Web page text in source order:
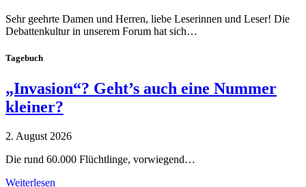
Sehr geehrte Damen und Herren, liebe Leserinnen und Leser! Die
Debattenkultur in unserem Forum hat sich…
Tagebuch
„Invasion“? Geht’s auch eine Nummer
kleiner?
2. August 2026
Die rund 60.000 Flüchtlinge, vorwiegend…
Weiterlesen